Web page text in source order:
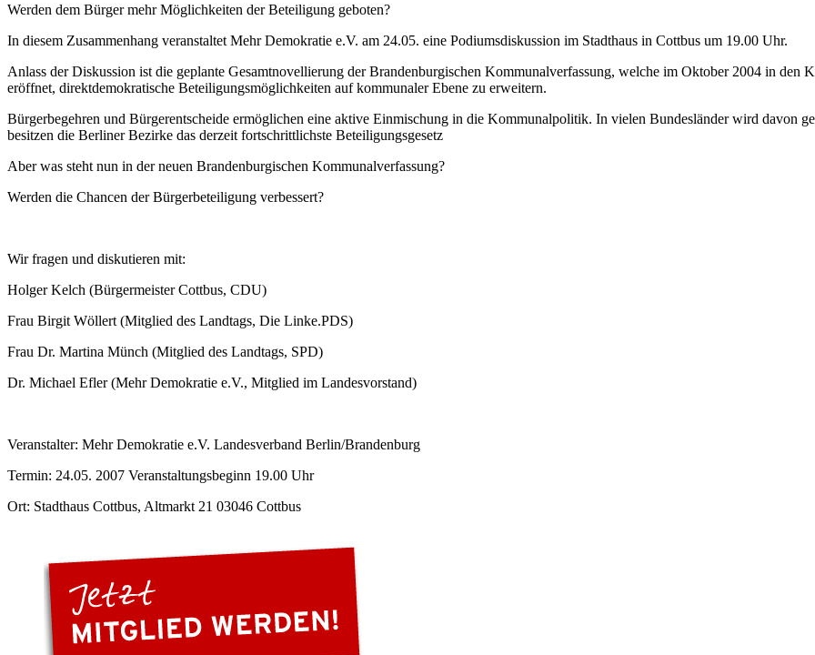
Werden dem Bürger mehr Möglichkeiten der Beteiligung geboten?
In diesem Zusammenhang veranstaltet Mehr Demokratie e.V. am 24.05. eine Podiumsdiskussion im Stadthaus in Cottbus um 19.00 Uhr.
Anlass der Diskussion ist die geplante Gesamtnovellierung der Brandenburgischen Kommunalverfassung, welche im Oktober 2004 in
eröffnet, direktdemokratische Beteiligungsmöglichkeiten auf kommunaler Ebene zu erweitern.
Bürgerbegehren und Bürgerentscheide ermöglichen eine aktive Einmischung in die Kommunalpolitik. In vielen Bundesländer wird davon
besitzen die Berliner Bezirke das derzeit fortschrittlichste Beteiligungsgesetz
Aber was steht nun in der neuen Brandenburgischen Kommunalverfassung?
Werden die Chancen der Bürgerbeteiligung verbessert?
Wir fragen und diskutieren mit:
Holger Kelch (Bürgermeister Cottbus, CDU)
Frau Birgit Wöllert (Mitglied des Landtags, Die Linke.PDS)
Frau Dr. Martina Münch (Mitglied des Landtags, SPD)
Dr. Michael Efler (Mehr Demokratie e.V., Mitglied im Landesvorstand)
Veranstalter: Mehr Demokratie e.V. Landesverband Berlin/Brandenburg
Termin: 24.05. 2007 Veranstaltungsbeginn 19.00 Uhr
Ort: Stadthaus Cottbus, Altmarkt 21 03046 Cottbus